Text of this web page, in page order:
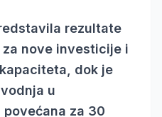
rezultate
nove investicije i
dok je
u
za 30